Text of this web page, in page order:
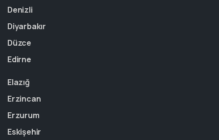
Denizli
Diyarbakır
Düzce
Edirne
Elazığ
Erzincan
Erzurum
Eskişehir